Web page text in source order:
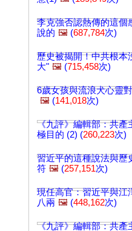
李克強否認熱傳的這個
說的 🖼️ (687,784次)
歷史被揭開！中共根本
大" 🖼️ (715,458次)
6歲女孩與流浪犬心靈
🖼️ (141,018次)
《九評》編輯部：共產
極目的 (2) (260,223次)
習近平的這種說法與歷
符 🖼️ (257,151次)
現任高官：習近平與江
八兩 🖼️ (448,162次)
《九評》編輯部：共產